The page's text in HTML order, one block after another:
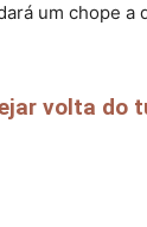
um chope a
volta do